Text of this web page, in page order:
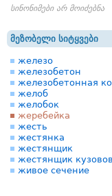
სინონიმები არ მოიძებნა
მეზობელი სიტყვები
железо
железобетон
железобетонная
желоб
желобок
жеребейка
жесть
жестянка
жестянщик
жестянщик кузовов
живое сечение